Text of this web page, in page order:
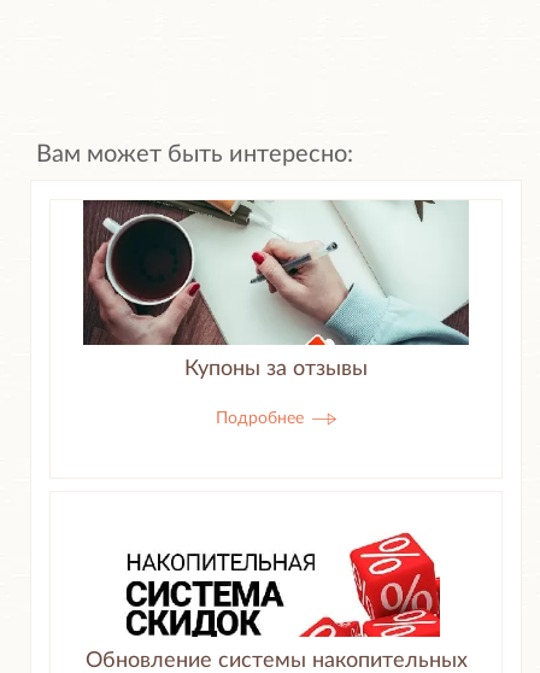
Вам может быть интересно:
Купоны за отзывы
Подробнее
Обновление системы накопительных